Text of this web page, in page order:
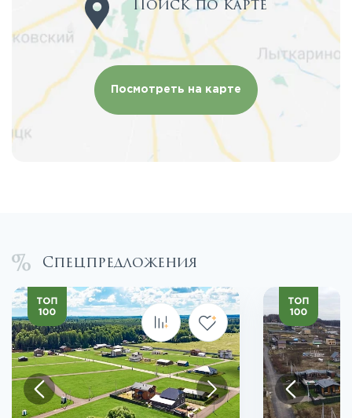
Поиск по карте
Посмотреть на карте
Спецпредложения